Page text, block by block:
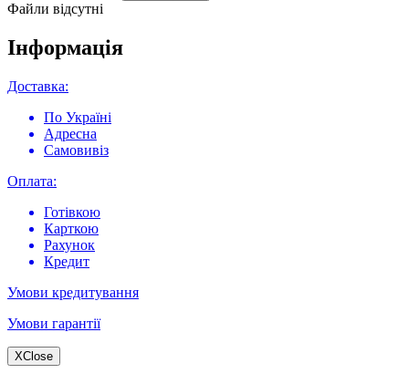
Файли відсутні
Інформація
Доставка:
По Україні
Адресна
Самовивіз
Оплата:
Готівкою
Карткою
Рахунок
Кредит
Умови кредитування
Умови гарантії
XClose